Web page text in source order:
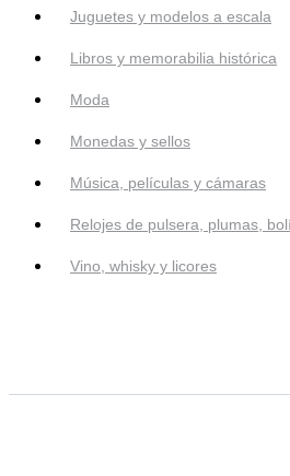
Juguetes y modelos a escala
Libros y memorabilia histórica
Moda
Monedas y sellos
Música, películas y cámaras
Relojes de pulsera, plumas,
Vino, whisky y licores